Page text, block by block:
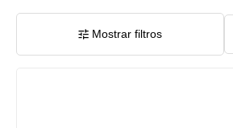
Mostrar filtros